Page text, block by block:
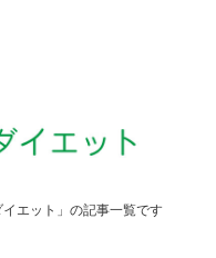
イエット」の記事一覧です